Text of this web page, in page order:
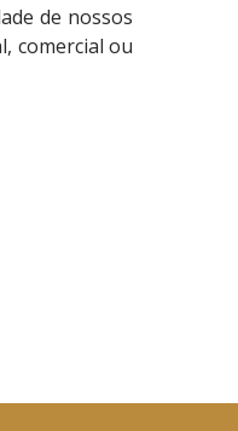
de nossos
comercial ou